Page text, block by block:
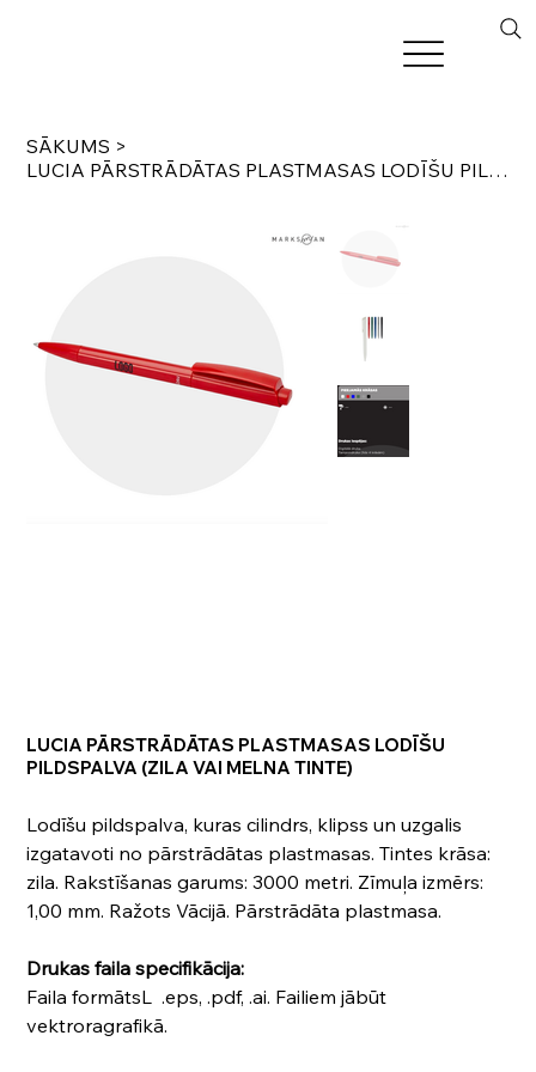
SĀKUMS >
LUCIA PĀRSTRĀDĀTAS PLASTMASAS LODĪŠU PILDSPALVA (ZILA VAI MELNA TINTE)
LUCIA PĀRSTRĀDĀTAS PLASTMASAS LODĪŠU
PILDSPALVA (ZILA VAI MELNA TINTE)
Lodīšu pildspalva, kuras cilindrs, klipss un uzgalis
izgatavoti no pārstrādātas plastmasas. Tintes krāsa:
zila. Rakstīšanas garums: 3000 metri. Zīmuļa izmērs:
1,00 mm. Ražots Vācijā. Pārstrādāta plastmasa.
Drukas faila specifikācija:
Faila formātsL .eps, .pdf, .ai. Failiem jābūt
vektroragrafikā.